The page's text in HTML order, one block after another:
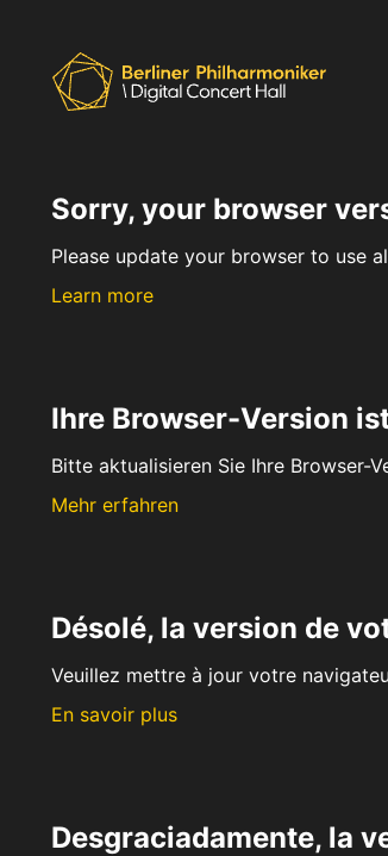
Sorry, your browser
Please update your browser to use
Learn more
Ihre Browser-Version
Bitte aktualisieren Sie Ihre Browser-
Mehr erfahren
Désolé, la version de
Veuillez mettre à jour votre
En savoir plus
Desgraciadamente, la